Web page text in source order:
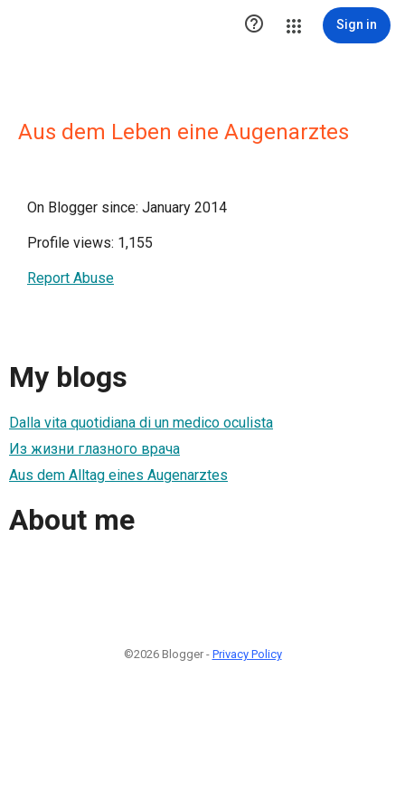
 Sign in
Aus dem Leben eine Augenarztes
On Blogger since: January 2014
Profile views: 1,155
Report Abuse
My blogs
Dalla vita quotidiana di un medico oculista
Из жизни глазного врача
Aus dem Alltag eines Augenarztes
About me
©2026 Blogger - Privacy Policy